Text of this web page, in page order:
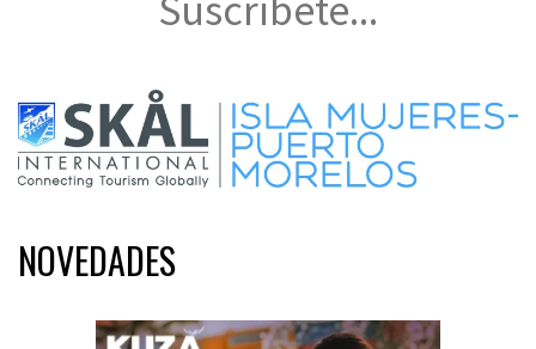
NOVEDADES